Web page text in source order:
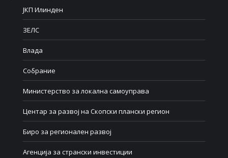
ЈКП Илинден
ЗЕЛС
Влада
Собрание
Министерство за локална самоуправа
Центар за развој на Скопски плански регион
Биро за регионален развој
Агенција за странски инвестиции